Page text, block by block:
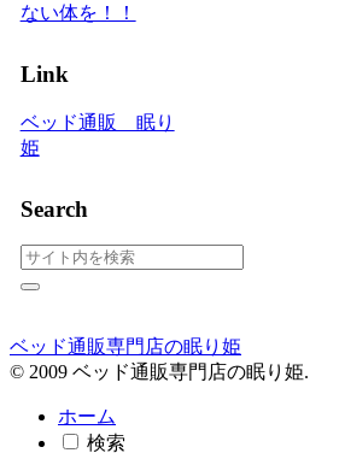
ない体を！！
Link
ベッド通販 眠り
姫
Search
ベッド通販専門店の眠り姫
© 2009 ベッド通販専門店の眠り姫.
ホーム
検索